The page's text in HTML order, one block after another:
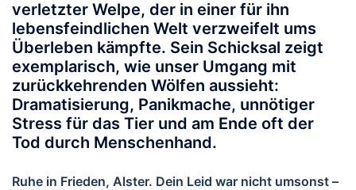
verletzter Welpe, der in einer für ihn
lebensfeindlichen Welt verzweifelt ums
Überleben kämpfte. Sein Schicksal zeigt
exemplarisch, wie unser Umgang mit
zurückkehrenden Wölfen aussieht:
Dramatisierung, Panikmache, unnötiger
Stress für das Tier und am Ende oft der
Tod durch Menschenhand.
Ruhe in Frieden, Alster. Dein Leid war nicht umsonst –